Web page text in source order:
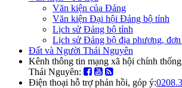
Văn kiện của Đảng
Văn kiện Đại hội Đảng bộ tỉnh
Lịch sử Đảng bộ tỉnh
Lịch sử Đảng bộ địa phương,
Đất và Người Thái Nguyên
Kênh thông tin mạng xã hội chính
Thái Nguyên:
Điện thoại hỗ trợ phản hồi, góp ý: